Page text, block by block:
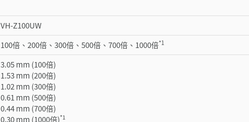
VH-Z100UW
100倍、200倍、300倍、500倍、700倍、1000倍*1
3.05 mm (100倍)
1.53 mm (200倍)
1.02 mm (300倍)
0.61 mm (500倍)
0.44 mm (700倍)
0.30 mm (1000倍)*1